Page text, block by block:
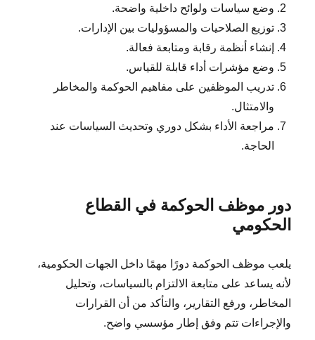
وضع سياسات ولوائح داخلية واضحة.
توزيع الصلاحيات والمسؤوليات بين الإدارات.
إنشاء أنظمة رقابة ومتابعة فعالة.
وضع مؤشرات أداء قابلة للقياس.
تدريب الموظفين على مفاهيم الحوكمة والمخاطر
والامتثال.
مراجعة الأداء بشكل دوري وتحديث السياسات عند
الحاجة.
دور موظف الحوكمة في القطاع
الحكومي
يلعب موظف الحوكمة دورًا مهمًا داخل الجهات الحكومية،
لأنه يساعد على متابعة الالتزام بالسياسات، وتحليل
المخاطر، ورفع التقارير، والتأكد من أن القرارات
والإجراءات تتم وفق إطار مؤسسي واضح.